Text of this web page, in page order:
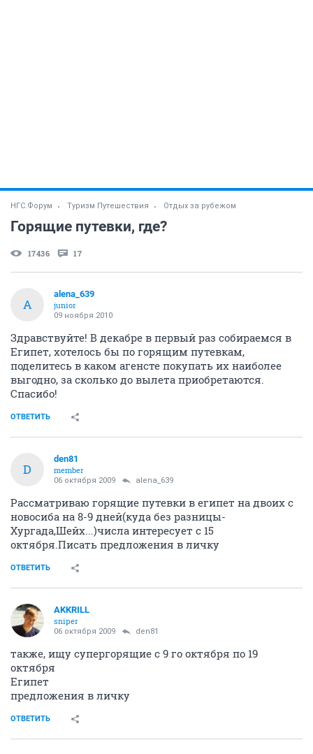
НГС.Форум Туризм Путешествия Отдых за рубежом
Горящие путевки, где?
17436 17
A
alena_639
junior
09 ноября 2010
Здравствуйте! В декабре в первый раз собираемся в
Египет, хотелось бы по горящим путевкам,
поделитесь в каком агенсте покупать их наиболее
выгодно, за сколько до вылета приобретаются.
Спасибо!
ОТВЕТИТЬ
D
den81
member
06 октября 2009 alena_639
Рассматриваю горящие путевки в египет на двоих с
новосиба на 8-9 дней(куда без разницы-
Хургада,Шейх...)числа интересует с 15
октября.Писать предложения в личку
ОТВЕТИТЬ
AKKRILL
sniper
06 октября 2009 den81
также, ищу супергорящие с 9 го октября по 19
октября
Египет
предложения в личку
ОТВЕТИТЬ